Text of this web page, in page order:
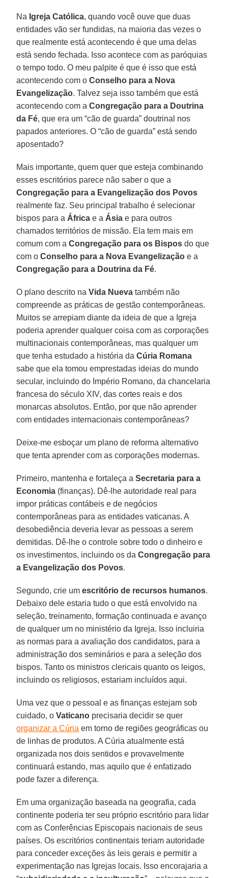
Na Igreja Católica, quando você ouve que duas
entidades vão ser fundidas, na maioria das vezes o
que realmente está acontecendo é que uma delas
está sendo fechada. Isso acontece com as paróquias
o tempo todo. O meu palpite é que é isso que está
acontecendo com oConselho para a Nova
Evangelização. Talvez seja isso também que está
acontecendo com aCongregação para a Doutrina
da Fé, que era um “cão de guarda” doutrinal nos
papados anteriores. O “cão de guarda” está sendo
aposentado?
Mais importante, quem quer que esteja combinando
esses escritórios parece não saber o que a
Congregação para a Evangelização dos Povos
realmente faz. Seu principal trabalho é selecionar
bispos para a África e a Ásia e para outros
chamados territórios de missão. Ela tem mais em
comum com aCongregação para os Bispos do que
com oConselho para a Nova Evangelização e a
Congregação para a Doutrina da Fé.
O plano descrito naVida Nueva também não
compreende as práticas de gestão contemporâneas.
Muitos se arrepiam diante da ideia de que a Igreja
poderia aprender qualquer coisa com as corporações
multinacionais contemporâneas, mas qualquer um
que tenha estudado a história da Cúria Romana
sabe que ela tomou emprestadas ideias do mundo
secular, incluindo do Império Romano, da chancelaria
francesa do século XIV, das cortes reais e dos
monarcas absolutos. Então, por que não aprender
com entidades internacionais contemporâneas?
Deixe-me esboçar um plano de reforma alternativo
que tenta aprender com as corporações modernas.
Primeiro, mantenha e fortaleça aSecretaria para a
Economia (finanças). Dê-lhe autoridade real para
impor práticas contábeis e de negócios
contemporâneas para as entidades vaticanas. A
desobediência deveria levar as pessoas a serem
demitidas. Dê-lhe o controle sobre todo o dinheiro e
os investimentos, incluindo os daCongregação para
a Evangelização dos Povos.
Segundo, crie umescritório de recursos humanos.
Debaixo dele estaria tudo o que está envolvido na
seleção, treinamento, formação continuada e avanço
de qualquer um no ministério da Igreja. Isso incluiria
as normas para a avaliação dos candidatos, para a
administração dos seminários e para a seleção dos
bispos. Tanto os ministros clericais quanto os leigos,
incluindo os religiosos, estariam incluídos aqui.
Uma vez que o pessoal e as finanças estejam sob
cuidado, oVaticano precisaria decidir se quer
organizar a Cúria em torno de regiões geográficas ou
de linhas de produtos. A Cúria atualmente está
organizada nos dois sentidos e provavelmente
continuará estando, mas aquilo que é enfatizado
pode fazer a diferença.
Em uma organização baseada na geografia, cada
continente poderia ter seu próprio escritório para lidar
com as Conferências Episcopais nacionais de seus
países. Os escritórios continentais teriam autoridade
para conceder exceções às leis gerais e permitir a
experimentação nas Igrejas locais. Isso encorajaria a